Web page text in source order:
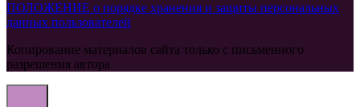
ПОЛОЖЕНИЕ о порядке хранения и защиты персональных
данных пользователей
Копирование материалов сайта только с письменного
разрешения автора